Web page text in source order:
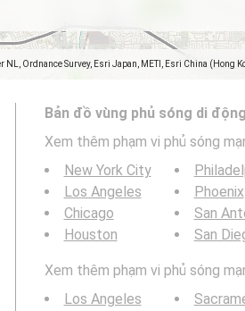
NL, Ordnance Survey, Esri Japan, METI, Esri China
Bản đồ vùng phủ sóng di
Xem thêm phạm vi phủ sóng
New York City
Los Angeles
Chicago
Houston
Phoenix
San
San
Xem thêm phạm vi phủ sóng
Los Angeles